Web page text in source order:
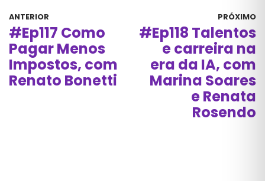
ANTERIOR
#Ep117 Como
Pagar Menos
Impostos, com
Renato Bonetti
PRÓXIMO
#Ep118 Talentos
e carreira na
era da IA, com
Marina Soares
e Renata
Rosendo